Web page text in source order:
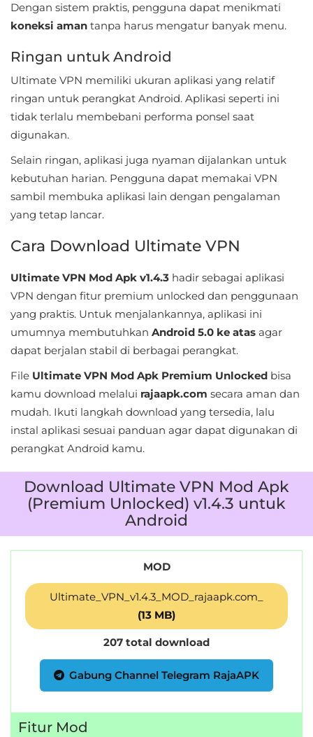
Social
Sport
Sports
Tools
Local
Video
Players
Weather
Rekomendasi
Dengan sistem praktis, pengguna dapat menikmati
koneksi aman tanpa harus mengatur banyak menu.
Ringan untuk Android
Ultimate VPN memiliki ukuran aplikasi yang relatif
ringan untuk perangkat Android. Aplikasi seperti ini
tidak terlalu membebani performa ponsel saat
digunakan.
Selain ringan, aplikasi juga nyaman dijalankan untuk
kebutuhan harian. Pengguna dapat memakai VPN
sambil membuka aplikasi lain dengan pengalaman
yang tetap lancar.
Cara Download Ultimate VPN
Ultimate VPN Mod Apk v1.4.3 hadir sebagai aplikasi
VPN dengan fitur premium unlocked dan penggunaan
yang praktis. Untuk menjalankannya, aplikasi ini
umumnya membutuhkan Android 5.0 ke atas agar
dapat berjalan stabil di berbagai perangkat.
File Ultimate VPN Mod Apk Premium Unlocked bisa
kamu download melalui rajaapk.com secara aman dan
mudah. Ikuti langkah download yang tersedia, lalu
instal aplikasi sesuai panduan agar dapat digunakan di
perangkat Android kamu.
Download Ultimate VPN Mod Apk
(Premium Unlocked) v1.4.3 untuk
Android
MOD
Ultimate_VPN_v1.4.3_MOD_rajaapk.com_
(13 MB)
207 total download
Gabung Channel Telegram RajaAPK
Fitur Mod